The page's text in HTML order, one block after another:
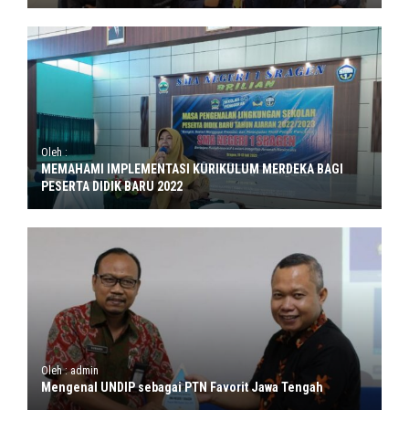
Oleh :
MEMAHAMI IMPLEMENTASI KURIKULUM MERDEKA BAGI
PESERTA DIDIK BARU 2022
Oleh : admin
Mengenal UNDIP sebagai PTN Favorit Jawa Tengah